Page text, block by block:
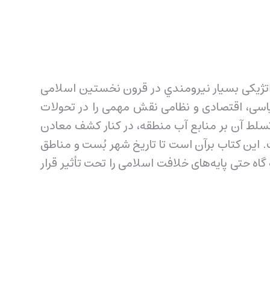
بسیار نیرومندي در قرون نخستین اسلامی
اقتصادی و نظامی نقش مهمی را در تحولات
آن بر منابع آب منطقه، در کنار کشف معادن
اين کتاب برآن است تا تاریخ شهر بُست و مناطق
حتی پایه‌های خلافت اسلامی را تحت تأثیر قرار